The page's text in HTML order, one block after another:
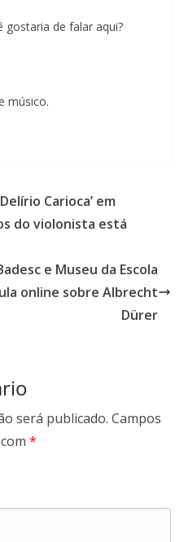
gostaria de falar aqui?
músico.
Carioca’ em
do violonista está
e Museu da Escola
online sobre Albrecht
Dürer
será publicado. Campos
*